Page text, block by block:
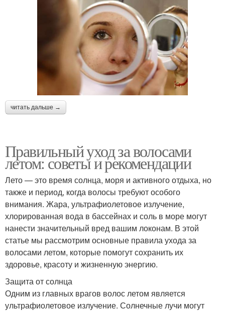
читать дальше →
Правильный уход за волосами
летом: советы и рекомендации
Лето — это время солнца, моря и активного отдыха, но
также и период, когда волосы требуют особого
внимания. Жара, ультрафиолетовое излучение,
хлорированная вода в бассейнах и соль в море могут
нанести значительный вред вашим локонам. В этой
статье мы рассмотрим основные правила ухода за
волосами летом, которые помогут сохранить их
здоровье, красоту и жизненную энергию.
Защита от солнца
Одним из главных врагов волос летом является
ультрафиолетовое излучение. Солнечные лучи могут